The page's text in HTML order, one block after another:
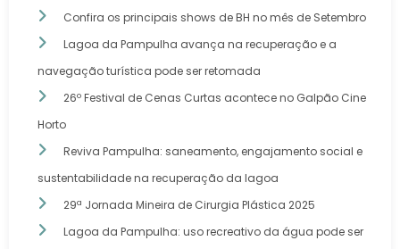
Confira os principais shows de BH no mês de Setembro
Lagoa da Pampulha avança na recuperação e a
navegação turística pode ser retomada
26º Festival de Cenas Curtas acontece no Galpão Cine
Horto
Reviva Pampulha: saneamento, engajamento social e
sustentabilidade na recuperação da lagoa
29ª Jornada Mineira de Cirurgia Plástica 2025
Lagoa da Pampulha: uso recreativo da água pode ser